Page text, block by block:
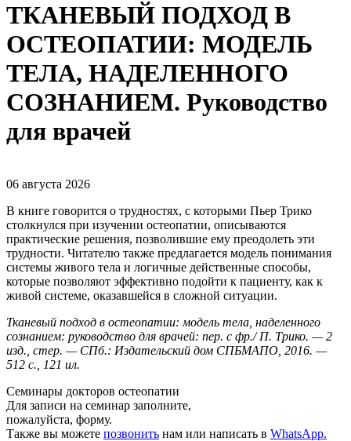
ТКАНЕВЫЙ ПОДХОД В
ОСТЕОПАТИИ: МОДЕЛЬ
ТЕЛА, НАДЕЛЕННОГО
СОЗНАНИЕМ. Руководство
для врачей
06 августа 2026
В книге говорится о трудностях, с которыми Пьер Трико
столкнулся при изучении остеопатии, описываются
практические решения, позволившие ему преодолеть эти
трудности. Читателю также предлагается модель понимания
системы живого тела и логичные действенные способы,
которые позволяют эффективно подойти к пациенту, как к
живой системе, оказавшейся в сложной ситуации.
Тканевый подход в остеопатии: модель тела, наделенного
сознанием: руководство для врачей: пер. с фр./ П. Трико. — 2
изд., стер. — СПб.: Издательский дом СПБМАПО, 2016. —
512 с., 121 ил.
Семинары докторов остеопатии
Для записи на семинар заполните,
пожалуйста, форму.
Также вы можете позвонить нам или написать в WhatsApp.